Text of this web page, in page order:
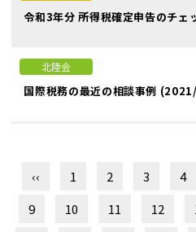
令和3年分 所得税確定申告のチ
北陸会
国際税務の最近の相談事例
‹‹ 1 2 3 4
9
10 11 12